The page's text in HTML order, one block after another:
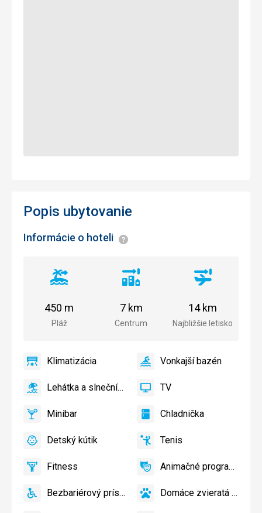
Popis ubytovanie
Informácie o hoteli Informácie
Vzdialenosť
pláže
Pláž
450 m
Vzdialenosť
centra
Centrum
7 km
Vzdialenosť
letiska
Najbližšie letisko
14 km
Klimatizácia
Klimatizácia
áno
VonkajšíVonkajší bazén
áno
Lehátka
slnečníky
bazéne
Lehátka
a
slnečníky
na
Lehátka a slnečníky pri bazéne zadarmo
áno TV TV
áno
Minibar,Minibar
áno Chladnička
Chladnička
áno
Detský
Detské
Detský
Detský kútik
áno
Tenis,Tenis
áno
FitnessFitness
áno
Animačné
Animačné programy
áno
Bezbariérový
Bezbariérový prístup
áno
Domáce
Domáce zvieratá povolené
áno